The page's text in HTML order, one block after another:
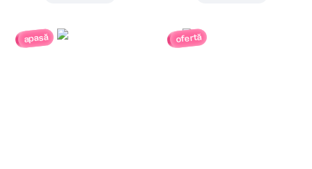
apasă ofertă